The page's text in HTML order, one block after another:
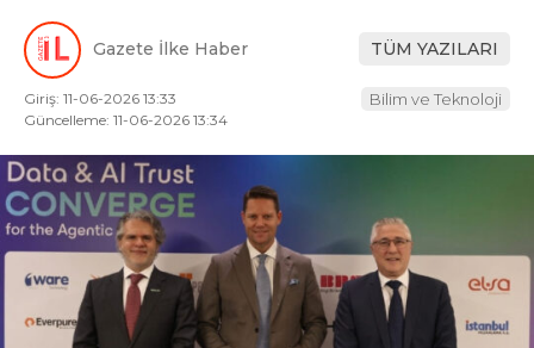
Gazete İlke Haber TÜM YAZILARI
Giriş: 11-06-2026 13:33
Güncelleme: 11-06-2026 13:34
Bilim ve Teknoloji